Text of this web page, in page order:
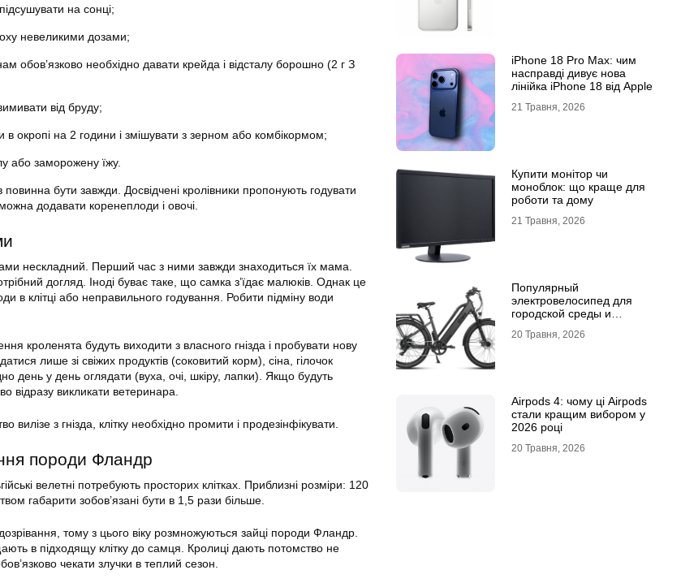
на сонці;
невеликими дозами;
обов’язково необхідно давати крейда і відсталу борошно (2 г З
від бруду;
в окропі на 2 години і змішувати з зерном або комбікормом;
або заморожену їжу.
повинна бути завжди. Досвідчені кролівники пропонують годувати
додавати коренеплоди і овочі.
нескладний. Перший час з ними завжди знаходиться їх мама.
догляд. Іноді буває таке, що самка з’їдає малюків. Однак це
в клітці або неправильного годування. Робити підміну води
кроленята будуть виходити з власного гнізда і пробувати нову
лише зі свіжих продуктів (соковитий корм), сіна, гілочок
день у день оглядати (вуха, очі, шкіру, лапки). Якщо будуть
відразу викликати ветеринара.
з гнізда, клітку необхідно промити і продезінфікувати.
породи Фландр
велетні потребують просторих клітках. Приблизні розміри: 120
габарити зобов’язані бути в 1,5 рази більше.
тому з цього віку розмножуються зайці породи Фландр.
в підходящу клітку до самця. Кролиці дають потомство не
чекати злучки в теплий сезон.
iPhone 18 Pro Max: чим
насправді дивує нова
лінійка iPhone 18 від Apple
21 Травня, 2026
Купити монітор чи
моноблок: що краще для
роботи та дому
21 Травня, 2026
Популярный
электровелосипед для
городской среды и
почему их выбирают
20 Травня, 2026
Airpods 4: чому ці Airpods
стали кращим вибором у
2026 році
20 Травня, 2026